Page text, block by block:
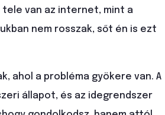
tele van az internet, mint a
nem rosszak, sőt én is ezt
ahol a probléma gyökere van. A
állapot, és az idegrendszer